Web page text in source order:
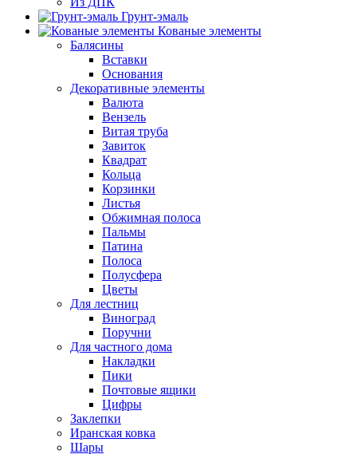
Грунт-эмаль
Кованые элементы
Балясины
Вставки
Основания
Декоративные элементы
Валюта
Вензель
Витая труба
Завиток
Квадрат
Кольца
Корзинки
Листья
Обжимная полоса
Пальмы
Патина
Полоса
Полусфера
Цветы
Для лестниц
Виноград
Поручни
Для частного дома
Накладки
Пики
Почтовые ящики
Цифры
Заклепки
Иранская ковка
Шары